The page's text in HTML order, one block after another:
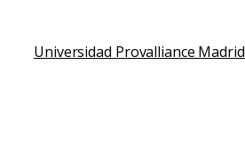
Universidad Provalliance Madrid